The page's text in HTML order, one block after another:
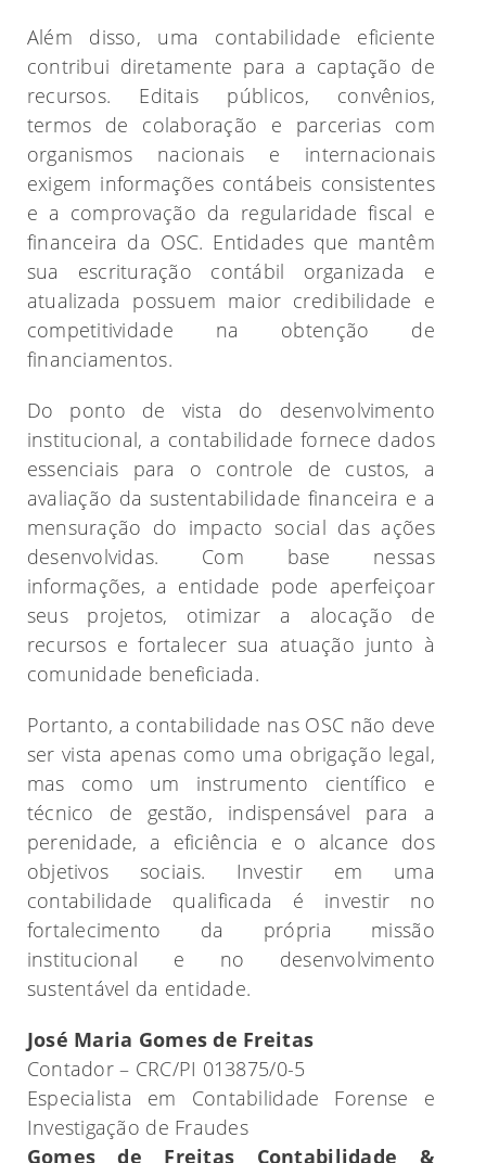
Além disso, uma contabilidade eficiente
contribui diretamente para a captação de
recursos. Editais públicos, convênios,
termos de colaboração e parcerias com
organismos nacionais e internacionais
exigem informações contábeis consistentes
e a comprovação da regularidade fiscal e
financeira da OSC. Entidades que mantêm
sua escrituração contábil organizada e
atualizada possuem maior credibilidade e
competitividade na obtenção de
financiamentos.
Do ponto de vista do desenvolvimento
institucional, a contabilidade fornece dados
essenciais para o controle de custos, a
avaliação da sustentabilidade financeira e a
mensuração do impacto social das ações
desenvolvidas. Com base nessas
informações, a entidade pode aperfeiçoar
seus projetos, otimizar a alocação de
recursos e fortalecer sua atuação junto à
comunidade beneficiada.
Portanto, a contabilidade nas OSC não deve
ser vista apenas como uma obrigação legal,
mas como um instrumento científico e
técnico de gestão, indispensável para a
perenidade, a eficiência e o alcance dos
objetivos sociais. Investir em uma
contabilidade qualificada é investir no
fortalecimento da própria missão
institucional e no desenvolvimento
sustentável da entidade.
José Maria Gomes de Freitas
Contador – CRC/PI 013875/0-5
Especialista em Contabilidade Forense e
Investigação de Fraudes
Gomes de Freitas Contabilidade &